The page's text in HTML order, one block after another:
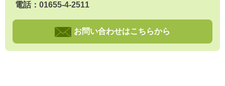
電話：01655-4-2511
お問い合わせはこちらから